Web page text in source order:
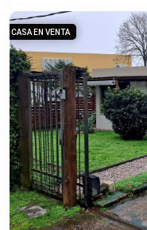
CASA EN VENTA